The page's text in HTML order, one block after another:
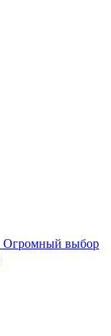
Огромный выбор